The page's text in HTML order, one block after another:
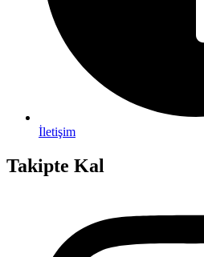
İletişim
Takipte Kal